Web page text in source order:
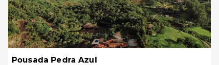
Pousada Pedra Azul